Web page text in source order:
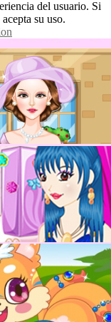
del usuario. Si
su uso.